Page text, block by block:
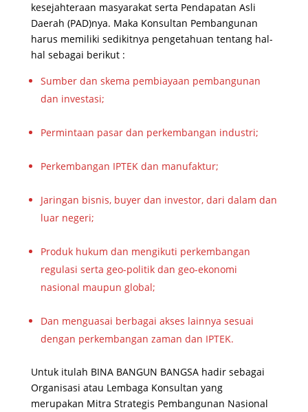
kesejahteraan masyarakat serta Pendapatan Asli
Daerah (PAD)nya. Maka Konsultan Pembangunan
harus memiliki sedikitnya pengetahuan tentang hal-
hal sebagai berikut :
Sumber dan skema pembiayaan pembangunan
dan investasi;
Permintaan pasar dan perkembangan industri;
Perkembangan IPTEK dan manufaktur;
Jaringan bisnis, buyer dan investor, dari dalam dan
luar negeri;
Produk hukum dan mengikuti perkembangan
regulasi serta geo-politik dan geo-ekonomi
nasional maupun global;
Dan menguasai berbagai akses lainnya sesuai
dengan perkembangan zaman dan IPTEK.
Untuk itulah BINA BANGUN BANGSA hadir sebagai
Organisasi atau Lembaga Konsultan yang
merupakan Mitra Strategis Pembangunan Nasional